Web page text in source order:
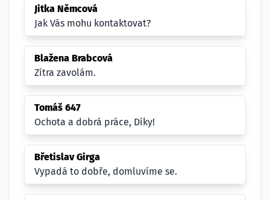
Jitka Němcová
Jak Vás mohu kontaktovat?
Blažena Brabcová
Zítra zavolám.
Tomáš 647
Ochota a dobrá práce, Díky!
Břetislav Girga
Vypadá to dobře, domluvíme se.